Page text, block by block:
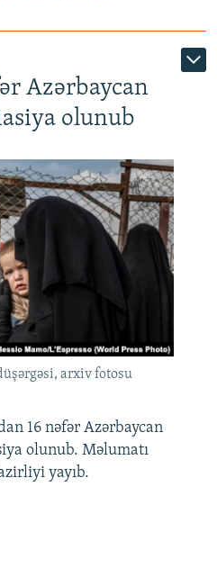
Azərbaycan
olunub
arxiv fotosu
16 nəfər Azərbaycan
olunub. Məlumatı
yayıb.